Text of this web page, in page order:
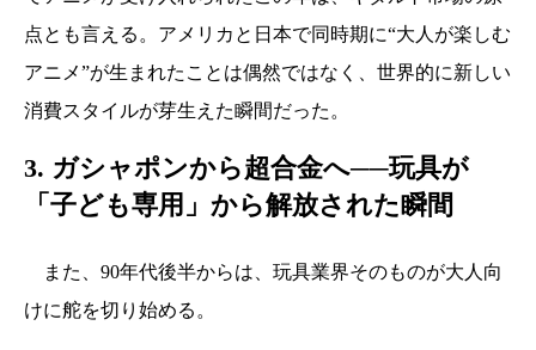
点とも言える。アメリカと日本で同時期に“大人が楽しむ
アニメ”が生まれたことは偶然ではなく、世界的に新しい
消費スタイルが芽生えた瞬間だった。
3. ガシャポンから超合金へ──玩具が
「子ども専用」から解放された瞬間
また、90年代後半からは、玩具業界そのものが大人向
けに舵を切り始める。